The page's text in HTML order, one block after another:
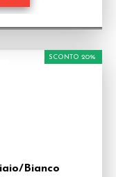
Bianco
SCONTO 20%